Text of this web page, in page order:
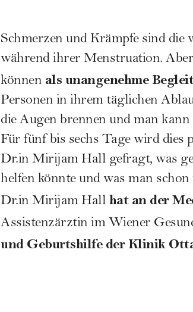
Schmerzen und Krämpfe sind
während ihrer Menstruation.
können als unangenehme
Personen in ihrem täglichen
die Augen brennen und man
Für fünf bis sechs Tage wird
Dr.in Mirijam Hall gefragt, was
helfen könnte und was man
Dr.in Mirijam Hall hat an der
Assistenzärztin im Wiener
und Geburtshilfe der Klinik